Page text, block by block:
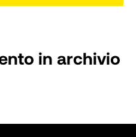
in archivio